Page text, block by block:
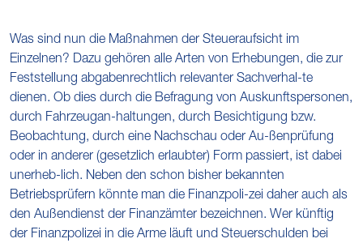
Was sind nun die Maßnahmen der Steueraufsicht im
Einzelnen? Dazu gehören alle Arten von Erhebungen, die zur
Feststellung abgabenrechtlich relevanter Sachverhal-te
dienen. Ob dies durch die Befragung von Auskunftspersonen,
durch Fahrzeugan-haltungen, durch Besichtigung bzw.
Beobachtung, durch eine Nachschau oder Au-ßenprüfung
oder in anderer (gesetzlich erlaubter) Form passiert, ist dabei
unerheb-lich. Neben den schon bisher bekannten
Betriebsprüfern könnte man die Finanzpoli-zei daher auch als
den Außendienst der Finanzämter bezeichnen. Wer künftig
der Finanzpolizei in die Arme läuft und Steuerschulden bei